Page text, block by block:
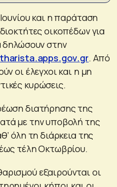
και η παράταση
οικοπέδων για
δηλώσουν στην
. Από
οι έλεγχοι και η μη
κυρώσεις.
διατήρησης της
με την υποβολή της
όλη τη διάρκεια της
τέλη Οκτωβρίου.
εξαιρούνται οι